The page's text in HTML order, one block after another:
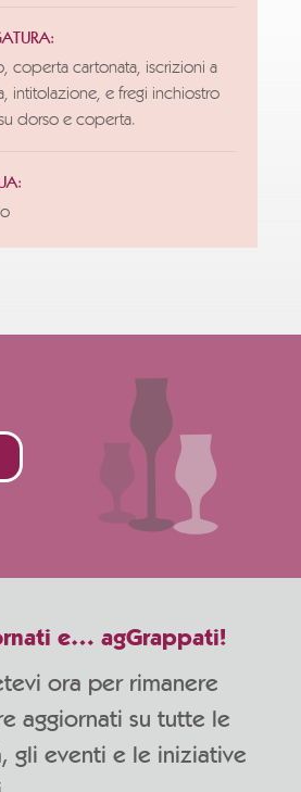
coperta cartonata, iscrizioni a
intitolazione, e fregi inchiostro
dorso e coperta.
e… agGrappati!
ora per rimanere
aggiornati su tutte le
gli eventi e le iniziative